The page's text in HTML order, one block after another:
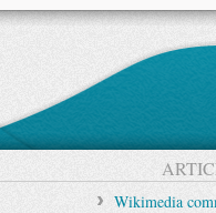
Wikimedia